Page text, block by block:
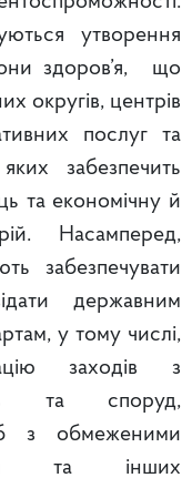
утворення
здоров’я, що
округів, центрів
послуг та
забезпечить
та економічну й
Насамперед,
забезпечувати
державним
у тому числі,
заходів з
та споруд,
з обмеженими
та інших